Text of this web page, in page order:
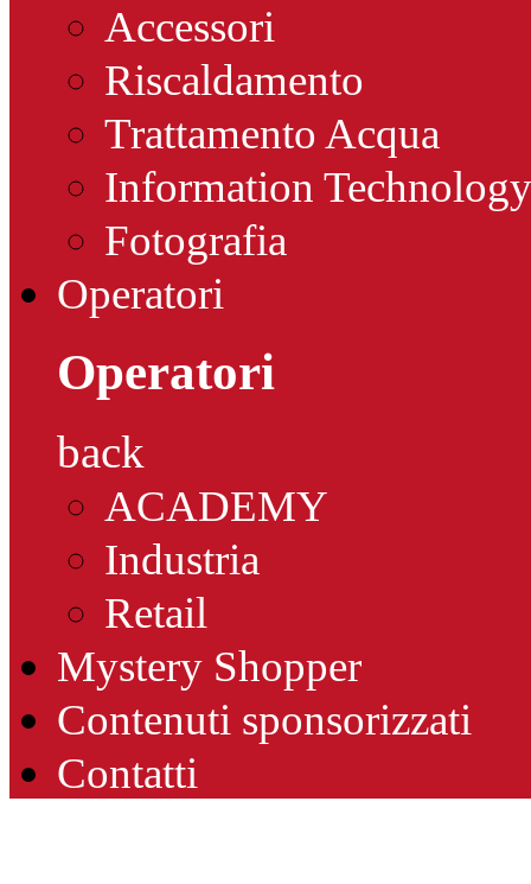
Accessori
Riscaldamento
Trattamento Acqua
Information Technology
Fotografia
Operatori
Operatori
back
ACADEMY
Industria
Retail
Mystery Shopper
Contenuti sponsorizzati
Contatti